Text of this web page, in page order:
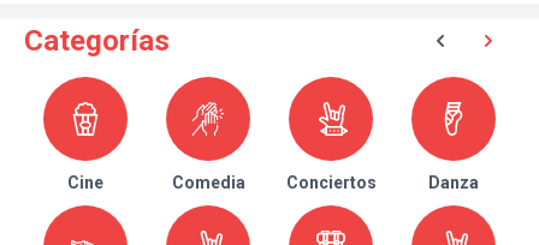
Categorías
Cine Comedia Conciertos Danza